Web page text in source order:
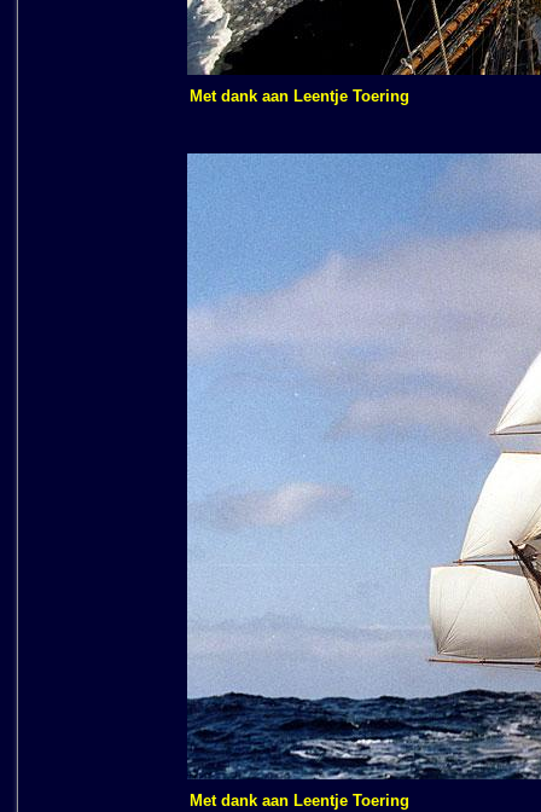
Met dank aan Leentje Toering
Met dank aan Leentje Toering